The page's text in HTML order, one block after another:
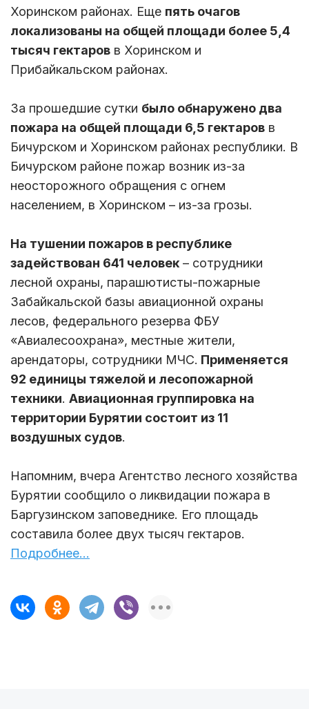
Хоринском районах. Еще пять очагов
локализованы на общей площади более 5,4
тысяч гектаров в Хоринском и
Прибайкальском районах.
За прошедшие сутки было обнаружено два
пожара на общей площади 6,5 гектаров в
Бичурском и Хоринском районах республики. В
Бичурском районе пожар возник из-за
неосторожного обращения с огнем
населением, в Хоринском – из-за грозы.
На тушении пожаров в республике
задействован 641 человек – сотрудники
лесной охраны, парашютисты-пожарные
Забайкальской базы авиационной охраны
лесов, федерального резерва ФБУ
«Авиалесоохрана», местные жители,
арендаторы, сотрудники МЧС. Применяется
92 единицы тяжелой и лесопожарной
техники. Авиационная группировка на
территории Бурятии состоит из 11
воздушных судов.
Напомним, вчера Агентство лесного хозяйства
Бурятии сообщило о ликвидации пожара в
Баргузинском заповеднике. Его площадь
составила более двух тысяч гектаров.
Подробнее...